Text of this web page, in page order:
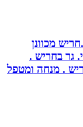
מכוונן
בחריש .
: רחוב כלנית 30 חריש . מנחה ומטפל